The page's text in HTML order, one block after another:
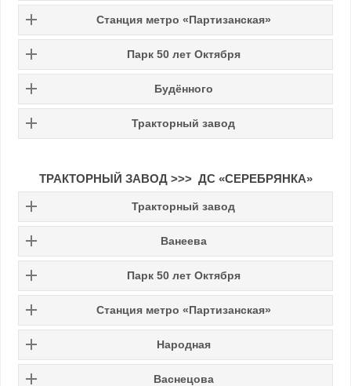
Станция метро «Партизанская»
Парк 50 лет Октября
Будённого
Тракторный завод
ТРАКТОРНЫЙ ЗАВОД >>> ДС «СЕРЕБРЯНКА»
Тракторный завод
Ванеева
Парк 50 лет Октября
Станция метро «Партизанская»
Народная
Васнецова